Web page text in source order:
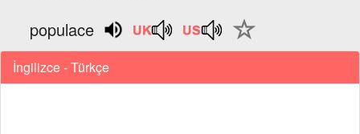
populace
İngilizce - Türkçe